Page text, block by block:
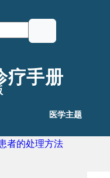
疗手册
医学主题
者的处理方法